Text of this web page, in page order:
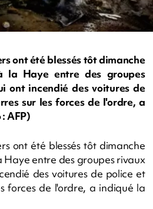
ont été blessés tôt dimanche
la Haye entre des groupes
ont incendié des voitures de
sur les forces de l'ordre, a
AFP)
ont été blessés tôt dimanche
Haye entre des groupes rivaux
des voitures de police et
forces de l'ordre, a indiqué la